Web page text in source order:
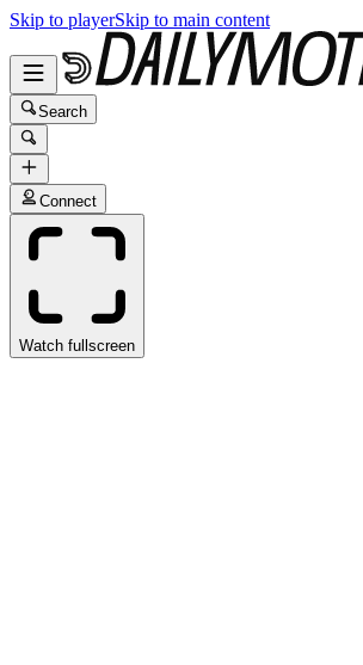
Skip to playerSkip to main content
Search
Connect
Watch fullscreen